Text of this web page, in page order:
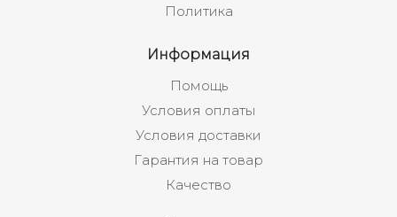
Политика
Информация
Помощь
Условия оплаты
Условия доставки
Гарантия на товар
Качество